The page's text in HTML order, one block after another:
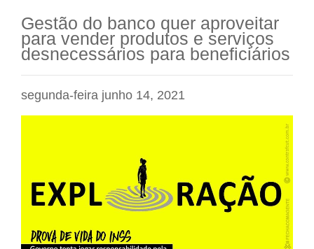
Gestão do banco quer aproveitar
para vender produtos e serviços
desnecessários para beneficiários
segunda-feira junho 14, 2021